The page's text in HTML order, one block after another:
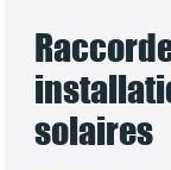
solaires